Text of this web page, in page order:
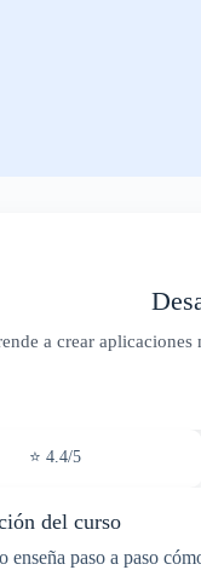
a crear aplicaciones
⭐ 4.4/5
del curso
enseña paso a paso